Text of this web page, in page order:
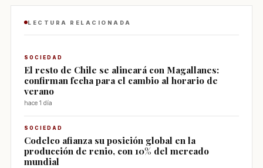
LECTURA RELACIONADA
SOCIEDAD
El resto de Chile se alineará con Magallanes:
confirman fecha para el cambio al horario de
verano
hace 1 día
SOCIEDAD
Codelco afianza su posición global en la
producción de renio, con 10% del mercado
mundial